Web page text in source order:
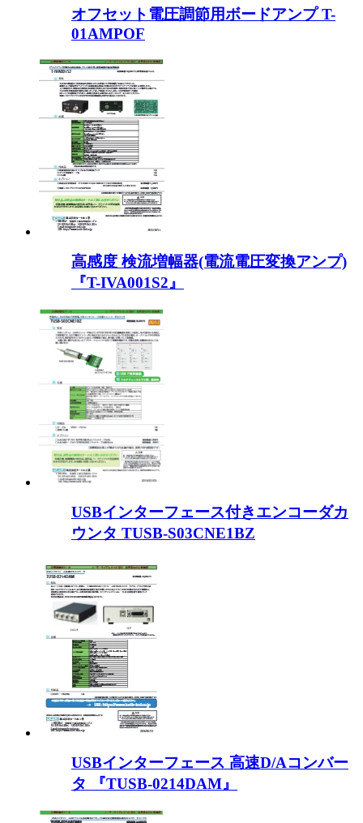
オフセット電圧調節用ボードアンプ T-
01AMPOF
高感度 検流増幅器(電流電圧変換アンプ)
『T-IVA001S2』
USBインターフェース付きエンコーダカ
ウンタ TUSB-S03CNE1BZ
USBインターフェース 高速D/Aコンバー
タ 『TUSB-0214DAM』